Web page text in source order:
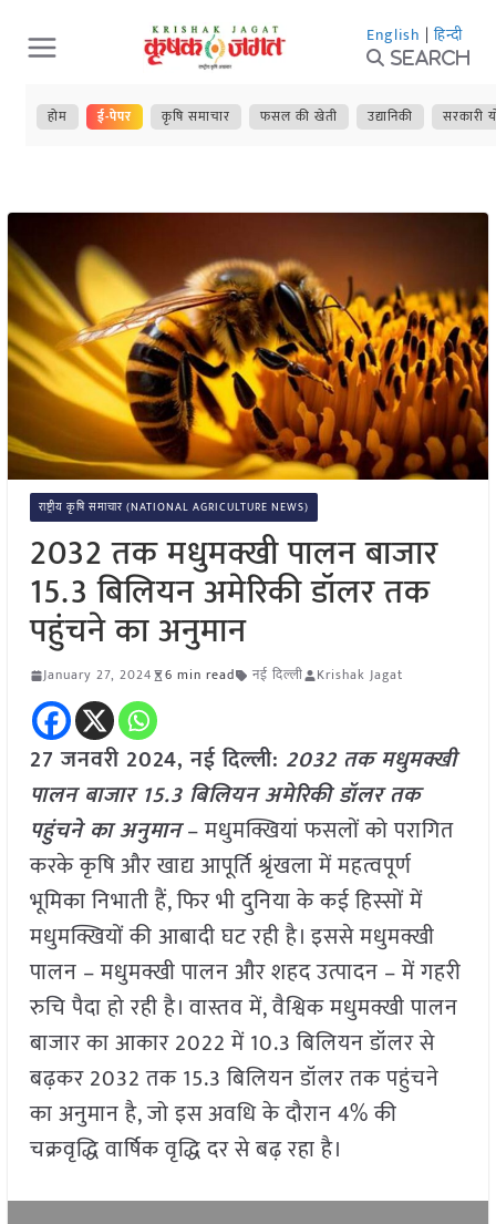
Skip
to
content
English | हिन्दी
Search
होम ई-पेपर कृषि समाचार फसल की खेती उद्यानिकी सरकारी
राष्ट्रीय कृषि समाचार (NATIONAL AGRICULTURE NEWS)
2032 तक मधुमक्खी पालन बाजार
15.3 बिलियन अमेरिकी डॉलर तक
पहुंचने का अनुमान
January 27, 2024 6 min read नई दिल्ली Krishak Jagat
27 जनवरी 2024,नई दिल्ली: 2032 तक मधुमक्खी
पालन बाजार 15.3 बिलियन अमेरिकी डॉलर तक
पहुंचने का अनुमान– मधुमक्खियां फसलों को परागित
करके कृषि और खाद्य आपूर्ति श्रृंखला में महत्वपूर्ण
भूमिका निभाती हैं, फिर भी दुनिया के कई हिस्सों में
मधुमक्खियों की आबादी घट रही है। इससे मधुमक्खी
पालन – मधुमक्खी पालन और शहद उत्पादन – में गहरी
रुचि पैदा हो रही है। वास्तव में, वैश्विक मधुमक्खी पालन
बाजार का आकार 2022 में 10.3 बिलियन डॉलर से
बढ़कर 2032 तक 15.3 बिलियन डॉलर तक पहुंचने
का अनुमान है, जो इस अवधि के दौरान 4% की
चक्रवृद्धि वार्षिक वृद्धि दर से बढ़ रहा है।